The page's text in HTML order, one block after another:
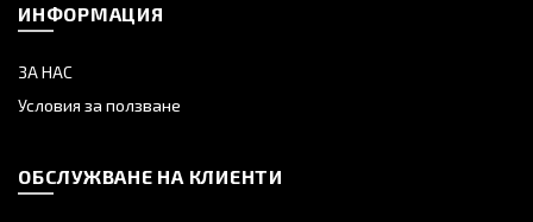
ИНФОРМАЦИЯ
ЗА НАС
Условия за ползване
ОБСЛУЖВАНЕ НА КЛИЕНТИ